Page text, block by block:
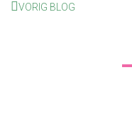
VORIG BLOG